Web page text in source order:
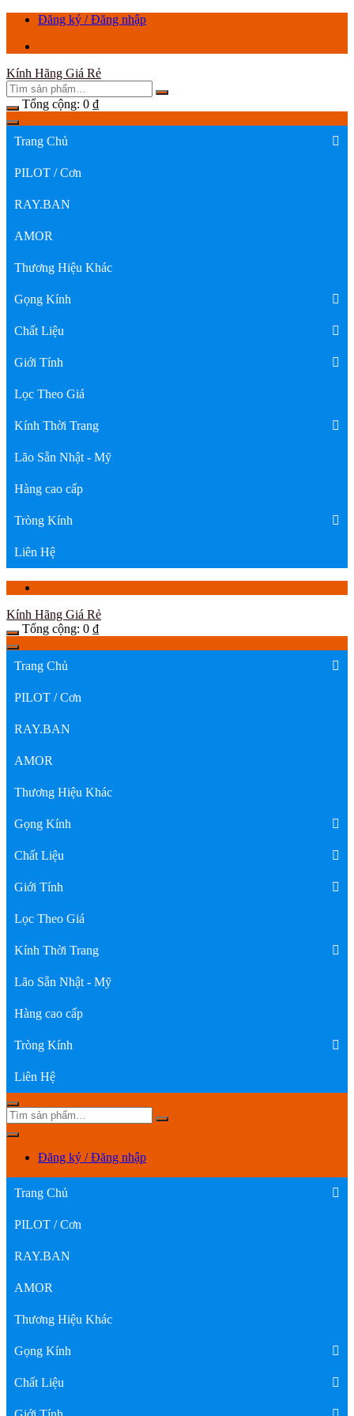
ChuyểnĐăng ký / Đăng nhập
Kính Hãng Giá Rẻ
Tổng cộng: 0 ₫
Trang Chủ
PILOT / Cơn
RAY.BAN
AMOR
Thương Hiệu Khác
Gọng Kính
Chất Liệu
Giới Tính
Lọc Theo Giá
Kính Thời Trang
Lão Sẵn Nhật - Mỹ
Hàng cao cấp
Tròng Kính
Liên Hệ
Kính Hãng Giá Rẻ
Tổng cộng: 0 ₫
Trang Chủ
PILOT / Cơn
RAY.BAN
AMOR
Thương Hiệu Khác
Gọng Kính
Chất Liệu
Giới Tính
Lọc Theo Giá
Kính Thời Trang
Lão Sẵn Nhật - Mỹ
Hàng cao cấp
Tròng Kính
Liên Hệ
Đăng ký / Đăng nhập
Trang Chủ
PILOT / Cơn
RAY.BAN
AMOR
Thương Hiệu Khác
Gọng Kính
Chất Liệu